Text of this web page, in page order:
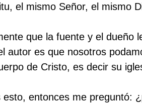
el mismo Señor, el mismo
que la fuente y el dueño
autor es que nosotros
de Cristo, es decir su
entonces me preguntó: